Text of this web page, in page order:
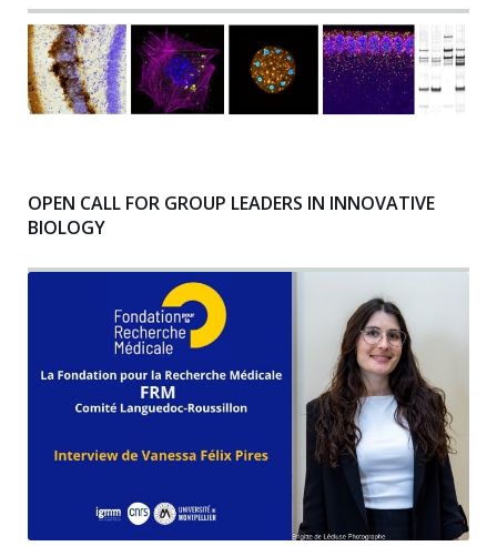
OPEN CALL FOR GROUP LEADERS IN INNOVATIVE
BIOLOGY